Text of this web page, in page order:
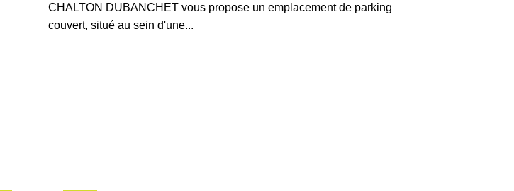
CHALTON DUBANCHET vous propose un emplacement de parking
couvert, situé au sein d'une...